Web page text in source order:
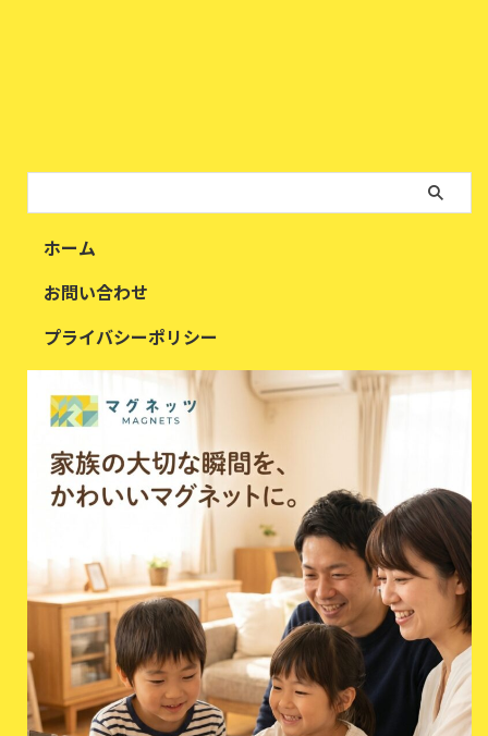
ホーム
お問い合わせ
プライバシーポリシー